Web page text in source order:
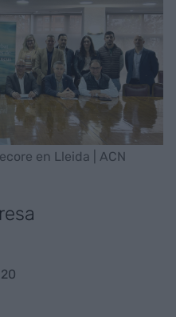
en Lleida | ACN